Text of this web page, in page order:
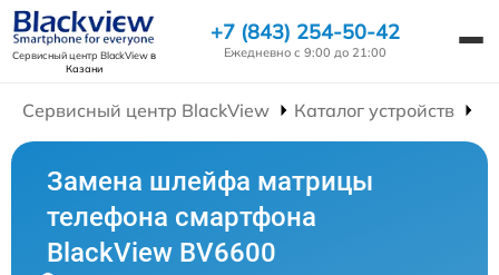
Сервисный центр BlackViewв
Казани
+7 (843) 254-50-42
Ежедневно с 9:00 до 21:00
Сервисный центр BlackView Каталог устройств
Замена шлейфа матрицы
телефона смартфона
BlackView BV6600